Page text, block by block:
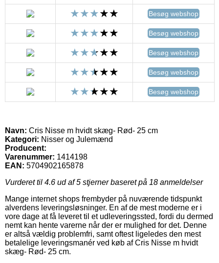
Besøg webshop
Besøg webshop
Besøg webshop
Besøg webshop
Besøg webshop
Navn: Cris Nisse m hvidt skæg- Rød- 25 cm
Kategori: Nisser og Julemænd
Producent:
Varenummer: 1414198
EAN: 5704902165878
Vurderet til 4.6 ud af 5 stjerner baseret på 18 anmeldelser
Mange internet shops frembyder på nuværende tidspunkt
alverdens leveringsløsninger. En af de mest moderne er i
vore dage at få leveret til et udleveringssted, fordi du dermed
nemt kan hente varerne når der er mulighed for det. Denne
er altså vældig problemfri, samt oftest ligeledes den mest
betalelige leveringsmanér ved køb af Cris Nisse m hvidt
skæg- Rød- 25 cm.